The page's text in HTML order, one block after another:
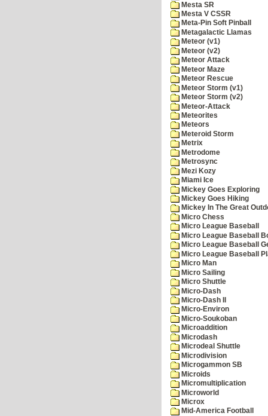
Mesta SR
Mesta V CSSR
Meta-Pin Soft Pinball
Metagalactic Llamas
Meteor (v1)
Meteor (v2)
Meteor Attack
Meteor Maze
Meteor Rescue
Meteor Storm (v1)
Meteor Storm (v2)
Meteor-Attack
Meteorites
Meteors
Meteroid Storm
Metrix
Metrodome
Metrosync
Mezi Kozy
Miami Ice
Mickey Goes Exploring
Mickey Goes Hiking
Mickey In The Great
Micro Chess
Micro League Baseball
Micro League Baseball
Micro League Baseball
Micro League Baseball
Micro Man
Micro Sailing
Micro Shuttle
Micro-Dash
Micro-Dash II
Micro-Environ
Micro-Soukoban
Microaddition
Microdash
Microdeal Shuttle
Microdivision
Microgammon SB
Microids
Micromultiplication
Microworld
Microx
Mid-America Football